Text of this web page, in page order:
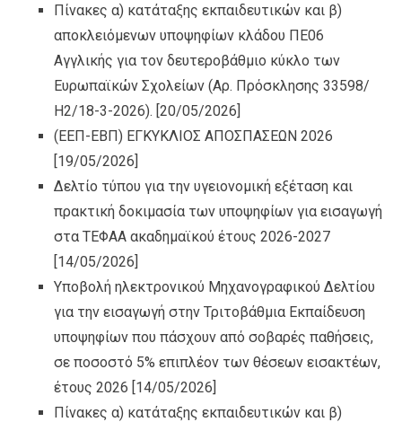
Πίνακες α) κατάταξης εκπαιδευτικών και β)
αποκλειόμενων υποψηφίων κλάδου ΠΕ06
Αγγλικής για τον δευτεροβάθμιο κύκλο των
Ευρωπαϊκών Σχολείων (Αρ. Πρόσκλησης 33598/
Η2/18-3-2026). [20/05/2026]
(ΕΕΠ-ΕΒΠ) ΕΓΚΥΚΛΙΟΣ ΑΠΟΣΠΑΣΕΩΝ 2026
[19/05/2026]
Δελτίο τύπου για την υγειονομική εξέταση και
πρακτική δοκιμασία των υποψηφίων για εισαγωγή
στα ΤΕΦΑΑ ακαδημαϊκού έτους 2026-2027
[14/05/2026]
Υποβολή ηλεκτρονικού Μηχανογραφικού Δελτίου
για την εισαγωγή στην Τριτοβάθμια Εκπαίδευση
υποψηφίων που πάσχουν από σοβαρές παθήσεις,
σε ποσοστό 5% επιπλέον των θέσεων εισακτέων,
έτους 2026 [14/05/2026]
Πίνακες α) κατάταξης εκπαιδευτικών και β)